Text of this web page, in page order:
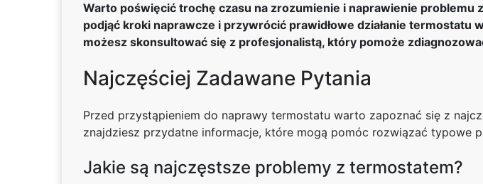
Warto poświęcić trochę czasu na zrozumienie i naprawienie
podjąć kroki naprawcze i przywrócić prawidłowe działanie
możesz skonsultować się z profesjonalistą, który pomoże
Najczęściej Zadawane Pytania
Przed przystąpieniem do naprawy termostatu warto zapoznać się z
znajdziesz przydatne informacje, które mogą pomóc rozwiązać typowe
Jakie są najczęstsze problemy z termostatem?